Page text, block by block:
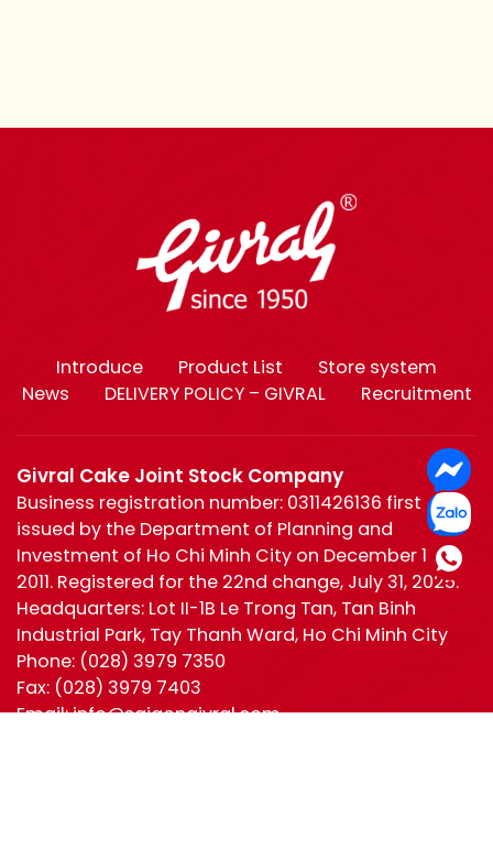
Introduce Product List
Store system
News
DELIVERY POLICY – GIVRAL Recruitment
Givral Cake Joint Stock Company
Business registration number: 0311426136 first
issued by the Department of Planning and
Investment of Ho Chi Minh City on December 19,
2011. Registered for the 22nd change, July 31, 2025.
Headquarters: Lot II-1B Le Trong Tan, Tan Binh
Industrial Park, Tay Thanh Ward, Ho Chi Minh City
Phone: (028) 3979 7350
Fax: (028) 3979 7403
Email:info@saigongivral.com